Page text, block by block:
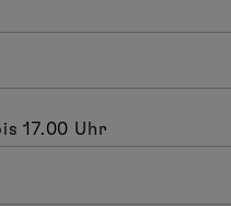
17.00 Uhr